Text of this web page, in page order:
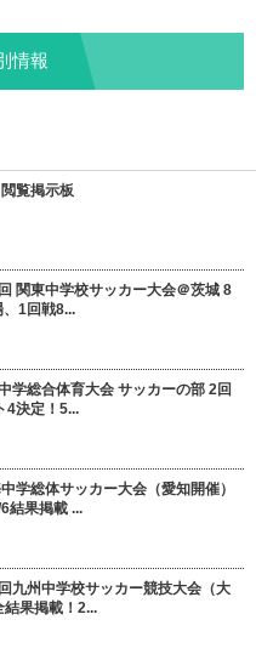
情報
覧掲示板
関東中学校サッカー大会＠茨城 8
1回戦8...
学総合体育大会 サッカーの部 2回
4決定！5...
学総体サッカー大会（愛知開催）
結果掲載 ...
九州中学校サッカー競技大会（大
果掲載！2...